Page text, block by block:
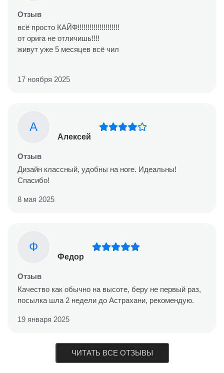
Отзыв
всё просто КАЙФ!!!!!!!!!!!!!!!!!!!!!
от орига не отличишь!!!!
живут уже 5 месяцев всё чил
17 ноября 2025
А
Алексей
Отзыв
Дизайн классный, удобны на ноге. Идеальны!
Спасибо!
8 мая 2025
Ф
Федор
Отзыв
Качество как обычно на высоте, беру не первый раз,
посылка шла 2 недели до Астрахани, рекомендую.
19 января 2025
ЧИТАТЬ ВСЕ ОТЗЫВЫ